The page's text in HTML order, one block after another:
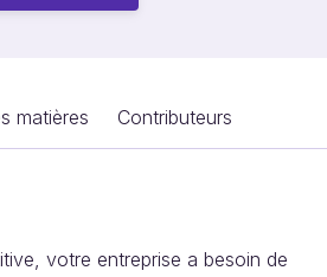
matières Contributeurs
votre entreprise a besoin de